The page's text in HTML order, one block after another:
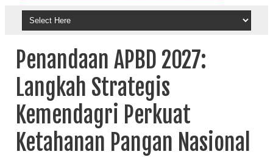
Penandaan APBD 2027:
Langkah Strategis
Kemendagri Perkuat
Ketahanan Pangan Nasional